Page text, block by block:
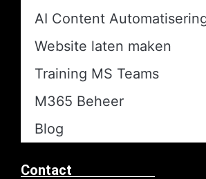
AI Content
Website laten maken
Training MS Teams
M365 Beheer
Blog
Contact